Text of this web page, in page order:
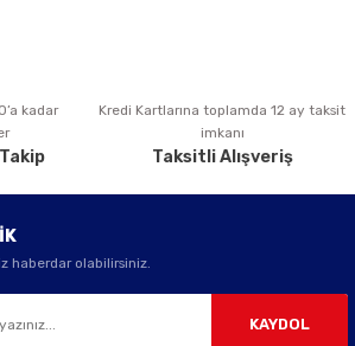
Gönder
kadar
Kredi Kartlarına toplamda 12 ay taksit
imkanı
Taksitli Alışveriş
haberdar olabilirsiniz.
KAYDOL